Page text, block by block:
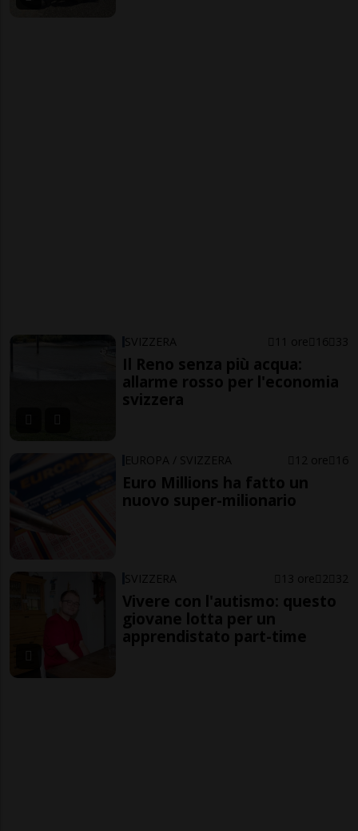
SVIZZERA 11 ore 16 33
Il Reno senza più acqua:
allarme rosso per l'economia
svizzera
EUROPA / SVIZZERA 12 ore 16
Euro Millions ha fatto un
nuovo super-milionario
SVIZZERA 13 ore 2 32
Vivere con l'autismo: questo
giovane lotta per un
apprendistato part-time